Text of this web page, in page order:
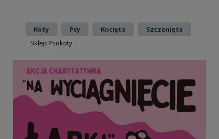
Koty
Psy Kocięta
Szczenięta
Sklep Psokoty